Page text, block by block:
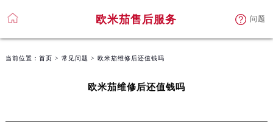
欧米茄售后服务 问题
当前位置： 首页 > 常见问题 > 欧米茄维修后还值钱吗
欧米茄维修后还值钱吗